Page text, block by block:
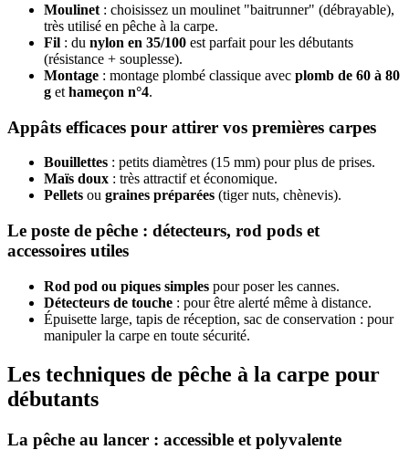
Moulinet : choisissez un moulinet "baitrunner" (débrayable),
très utilisé en pêche à la carpe.
Fil : du nylon en 35/100 est parfait pour les débutants
(résistance + souplesse).
Montage : montage plombé classique avec plomb de 60 à 80
g et hameçon n°4.
Appâts efficaces pour attirer vos premières carpes
Bouillettes : petits diamètres (15 mm) pour plus de prises.
Maïs doux : très attractif et économique.
Pellets ou graines préparées (tiger nuts, chènevis).
Le poste de pêche : détecteurs, rod pods et
accessoires utiles
Rod pod ou piques simples pour poser les cannes.
Détecteurs de touche : pour être alerté même à distance.
Épuisette large, tapis de réception, sac de conservation : pour
manipuler la carpe en toute sécurité.
Les techniques de pêche à la carpe pour
débutants
La pêche au lancer : accessible et polyvalente